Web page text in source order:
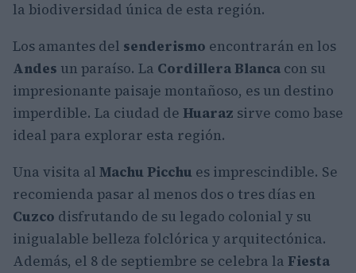
la biodiversidad única de esta región.
Los amantes del senderismo encontrarán en los
Andes un paraíso. La Cordillera Blanca con su
impresionante paisaje montañoso, es un destino
imperdible. La ciudad de Huaraz sirve como base
ideal para explorar esta región.
Una visita al Machu Picchu es imprescindible. Se
recomienda pasar al menos dos o tres días en
Cuzco disfrutando de su legado colonial y su
inigualable belleza folclórica y arquitectónica.
Además, el 8 de septiembre se celebra la Fiesta